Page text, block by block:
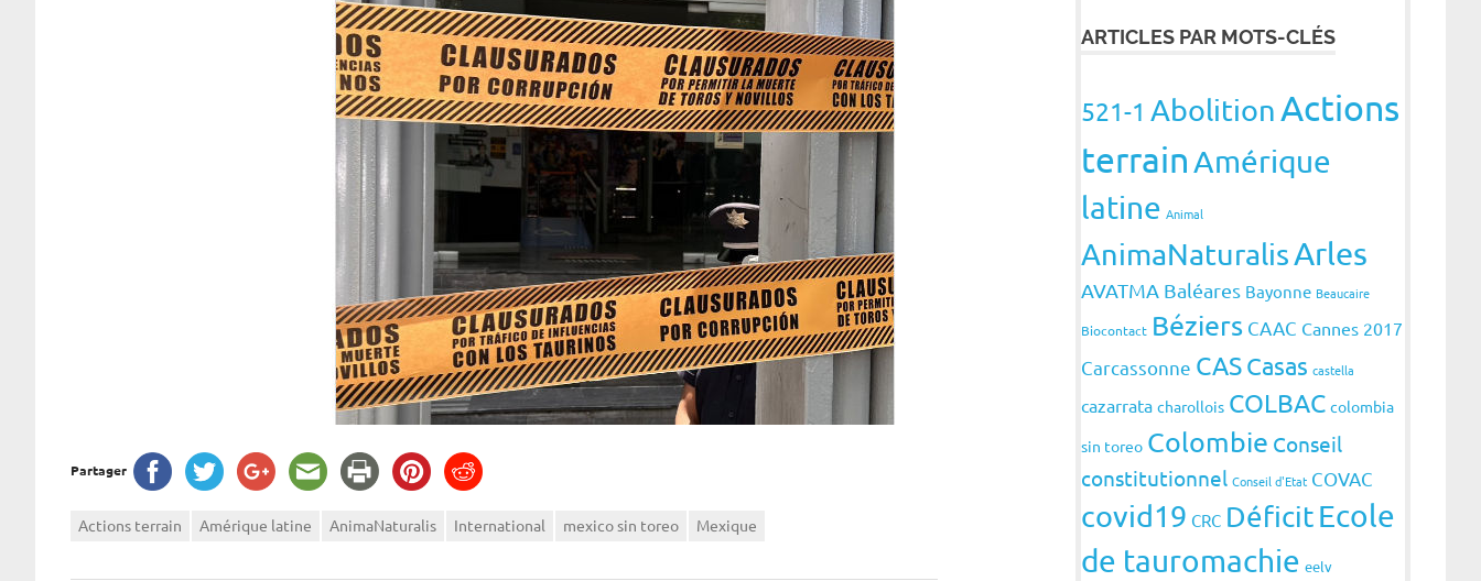
Partager
Actions terrain Amérique latine AnimaNaturalis International mexico sin toreo Mexique
ARTICLES PAR MOTS-CLÉS
521-1 AbolitionActions
terrainAmérique
latine Animal
AnimaNaturalisArles
AVATMA Baléares Bayonne Beaucaire
Biocontact Béziers CAAC Cannes 2017
Carcassonne CASCasas castella
cazarrata charollois COLBAC colombia
sin toreo Colombie Conseil
constitutionnel Conseil d'Etat COVAC
covid19 CRC DéficitEcole
de tauromachie eelv